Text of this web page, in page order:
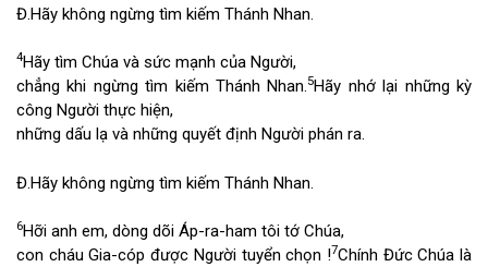
Đ.Hãy không ngừng tìm kiếm Thánh Nhan.
4Hãy tìm Chúa và sức mạnh của Người,
chẳng khi ngừng tìm kiếm Thánh Nhan.5Hãy nhớ lại những kỳ
công Người thực hiện,
những dấu lạ và những quyết định Người phán ra.
Đ.Hãy không ngừng tìm kiếm Thánh Nhan.
6Hỡi anh em, dòng dõi Áp-ra-ham tôi tớ Chúa,
con cháu Gia-cóp được Người tuyển chọn !7Chính Đức Chúa là